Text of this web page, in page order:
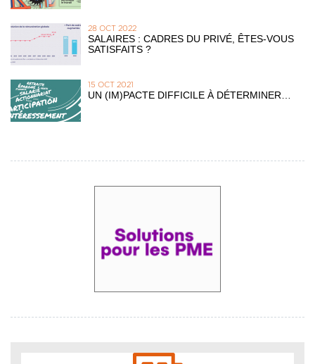
28 OCT 2022
SALAIRES : CADRES DU PRIVÉ, ÊTES-VOUS
SATISFAITS ?
15 OCT 2021
UN (IM)PACTE DIFFICILE À DÉTERMINER…